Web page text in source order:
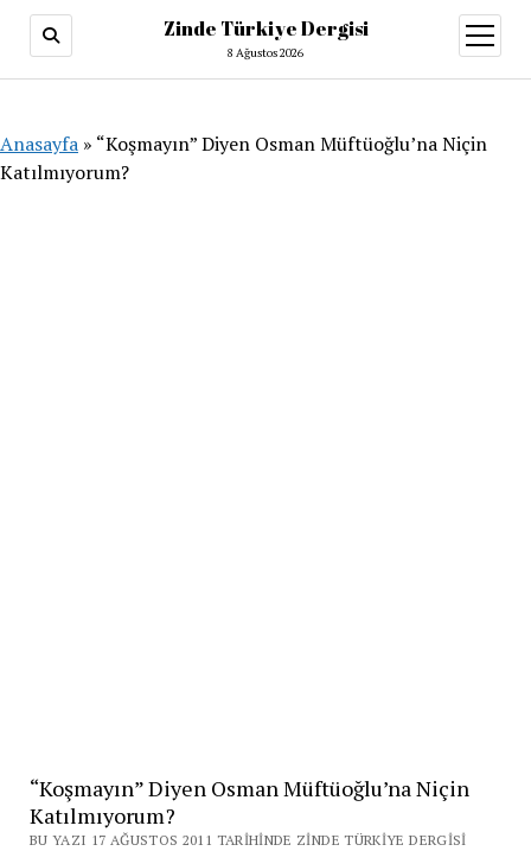
Zinde Türkiye Dergisi
8 Ağustos 2026
aç
Anasayfa » “Koşmayın” Diyen Osman Müftüoğlu’na Niçin
Katılmıyorum?
“Koşmayın” Diyen Osman Müftüoğlu’na Niçin
Katılmıyorum?
BU YAZI 17 AĞUSTOS 2011 TARIHINDE ZINDE TÜRKIYE DERGISI